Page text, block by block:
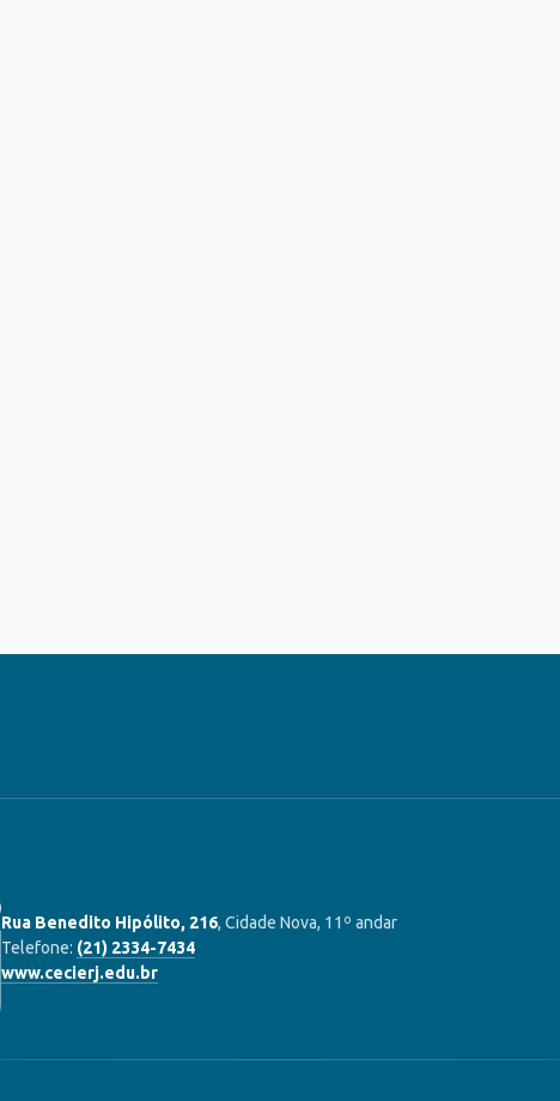
Rua Benedito Hipólito, 216, Cidade Nova, 11º andar
Telefone: (21) 2334-7434
www.cecierj.edu.br